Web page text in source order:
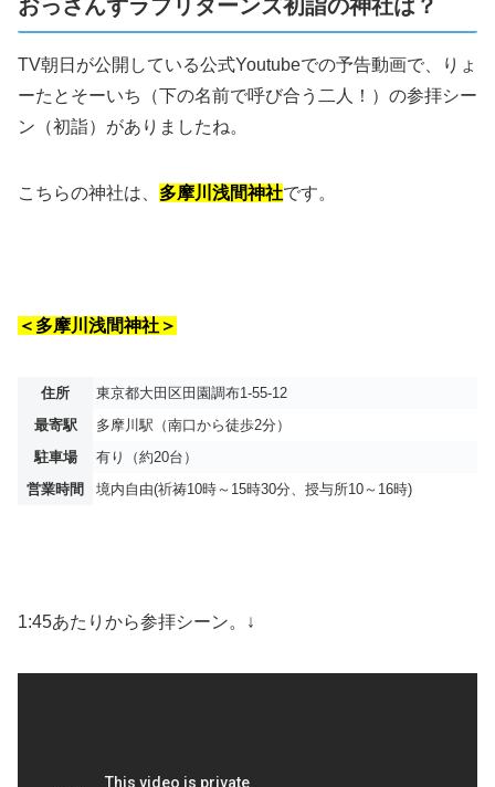
おっさんずラブリターンズ初詣の神社は？
TV朝日が公開している公式Youtubeでの予告動画で、りょ
ーたとそーいち（下の名前で呼び合う二人！）の参拝シー
ン（初詣）がありましたね。
こちらの神社は、 多摩川浅間神社です。
＜多摩川浅間神社＞
住所
東京都大田区田園調布1-55-12
最寄駅
多摩川駅（南口から徒歩2分）
駐車場
有り（約20台）
営業時間
境内自由(祈祷10時～15時30分、授与所10～16時)
1:45あたりから参拝シーン。↓